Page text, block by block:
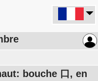
bouche 口, en